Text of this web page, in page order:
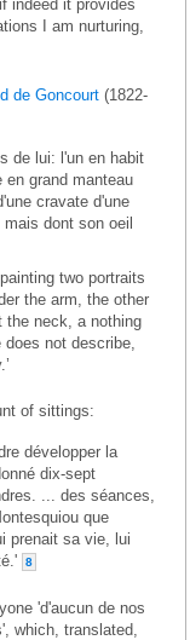
indeed it provides
I am nurturing,
de Goncourt (1822-
de lui: l'un en habit
en grand manteau
cravate d'une
dont son oeil
two portraits
the arm, the other
the neck, a nothing
not describe,
of sittings:
développer la
dix-sept
... des séances,
que
prenait sa vie, lui
8
'd'aucun de nos
which, translated,